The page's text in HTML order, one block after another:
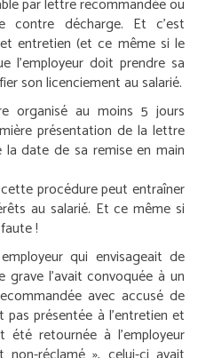
par lettre recommandée ou
contre décharge. Et c’est
entretien (et ce même si le
l’employeur doit prendre sa
son licenciement au salarié.
organisé au moins 5 jours
présentation de la lettre
date de sa remise en main
procédure peut entraîner
au salarié. Et ce même si
!
qui envisageait de
l’avait convoquée à un
avec accusé de
pas présentée à l’entretien et
retournée à l’employeur